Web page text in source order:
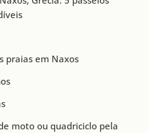
praias em Naxos
moto ou quadriciclo pela